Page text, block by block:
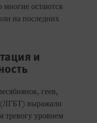
многие остаются
на последних
и
геев,
(ЛГБТ) выражали
тревогу уровнем